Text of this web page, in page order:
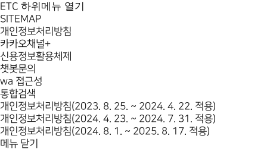
ETC 하위메뉴 열기
SITEMAP
개인정보처리방침
카카오채널+
신용정보활용체제
챗봇문의
wa 접근성
통합검색
개인정보처리방침(2023. 8. 25. ~ 2024. 4. 22. 적용)
개인정보처리방침(2024. 4. 23. ~ 2024. 7. 31. 적용)
개인정보처리방침(2024. 8. 1. ~ 2025. 8. 17. 적용)
메뉴 닫기